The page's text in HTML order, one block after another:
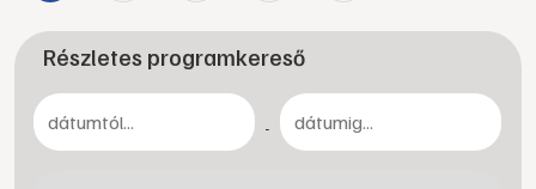
Részletes programkereső
-